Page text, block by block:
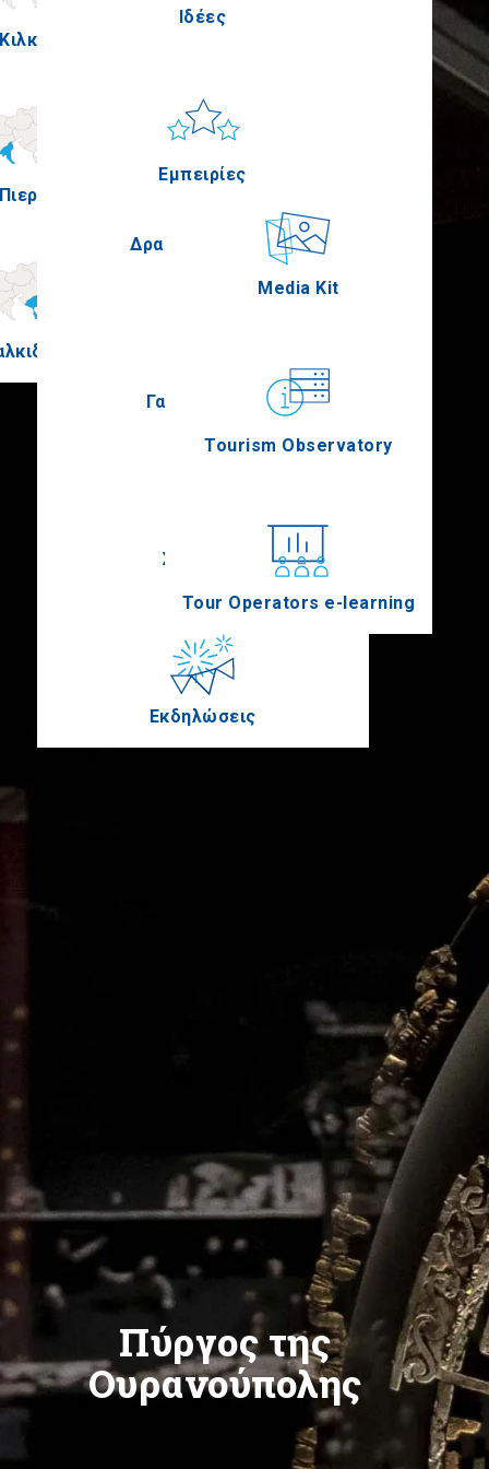
Κιλκίς
Δραστηριότητες
Γαστρονομία
Συνέδρια
Εκδηλώσεις
Media Kit
Tourism Observatory
Tour Operators e-learning
Ιδέες
Εμπειρίες
Πύργος της
Ουρανούπολης